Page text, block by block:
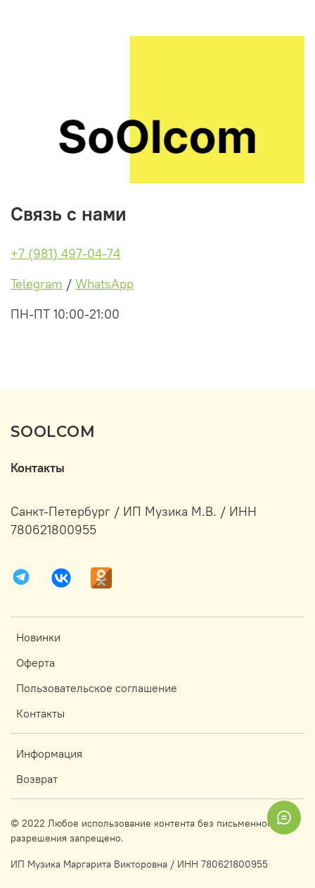
Связь с нами
+7 (981) 497-04-74
Telegram / WhatsApp
ПН-ПТ 10:00-21:00
SOOLCOM
Новинки
Оферта
Пользовательское соглашение
Контакты
Информация
Возврат
Контакты
Санкт-Петербург / ИП Музика М.В. / ИНН
780621800955
© 2022 Любое использование контента без письменного
разрешения запрещено.
ИП Музика Маргарита Викторовна / ИНН 780621800955